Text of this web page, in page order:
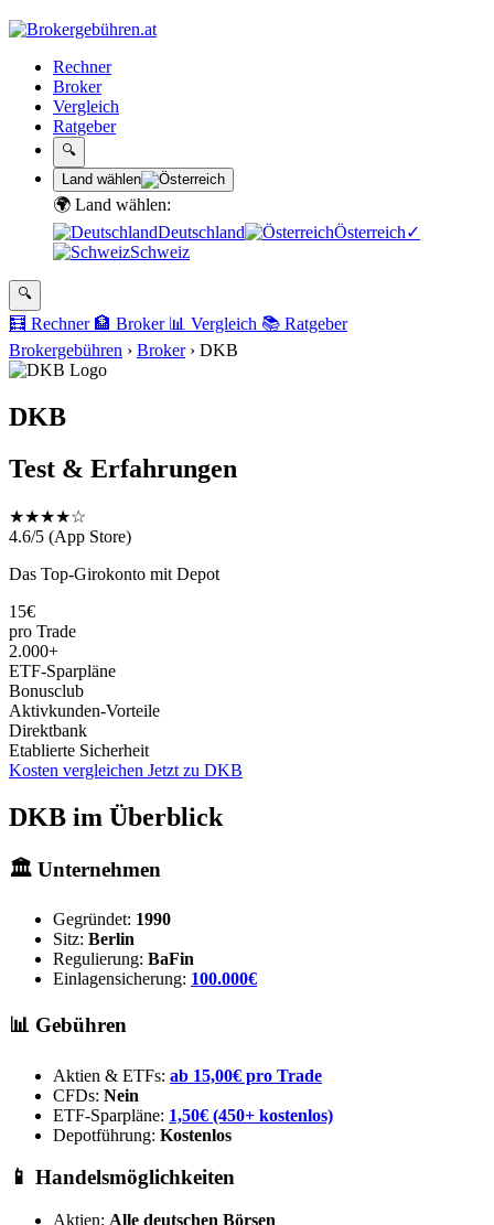
Rechner
Broker
Vergleich
Ratgeber
🔍
Land wählen
🌍 Land wählen:
Deutschland
Österreich✓
Schweiz
🔍
🧮 Rechner 🏦 Broker 📊 Vergleich 📚 Ratgeber
Brokergebühren › Broker› DKB
DKB
Test & Erfahrungen
★★★★☆
4.6/5 (App Store)
Das Top-Girokonto mit Depot
15€
pro Trade
2.000+
ETF-Sparpläne
Bonusclub
Aktivkunden-Vorteile
Direktbank
Etablierte Sicherheit
Kosten vergleichen Jetzt zu DKB
DKB im Überblick
🏛️ Unternehmen
Gegründet: 1990
Sitz: Berlin
Regulierung: BaFin
Einlagensicherung: 100.000€
📊 Gebühren
Aktien & ETFs: ab 15,00€ pro Trade
CFDs: Nein
ETF-Sparpläne: 1,50€ (450+ kostenlos)
Depotführung: Kostenlos
📱 Handelsmöglichkeiten
Aktien: Alle deutschen Börsen